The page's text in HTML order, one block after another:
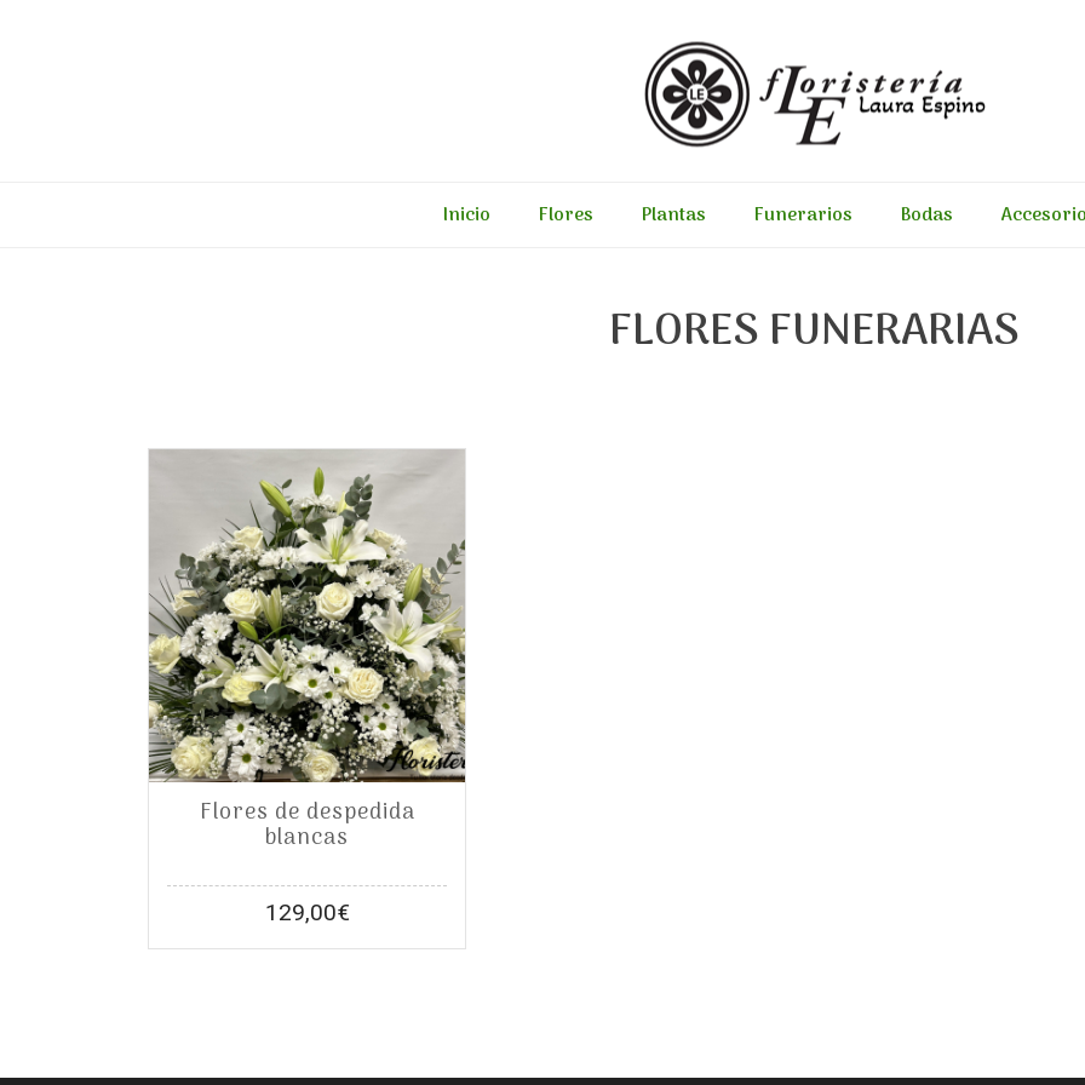
Inicio Flores Plantas Funerarios Bodas
FLORES FUNERARIAS
Flores de despedida
blancas
129,00€